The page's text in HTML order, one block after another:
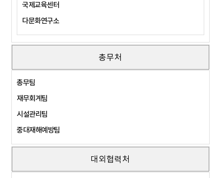
국제교육센터
다문화연구소
총무처
총무팀
재무회계팀
시설관리팀
중대재해예방팀
대외협력처